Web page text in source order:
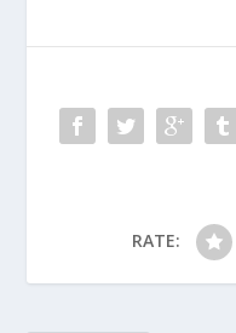
RATE: